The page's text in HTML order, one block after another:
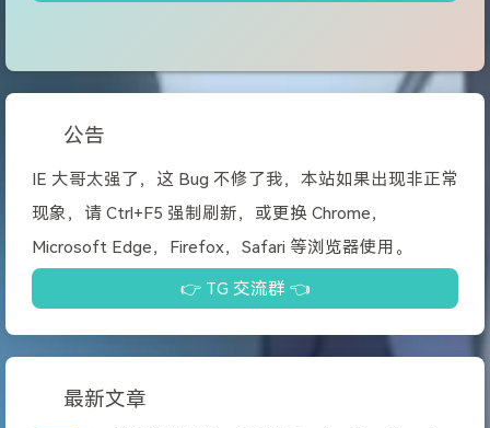
公告
IE 大哥太强了，这 Bug 不修了我，本站如果出现非正常
现象，请 Ctrl+F5 强制刷新，或更换 Chrome，
Microsoft Edge，Firefox，Safari 等浏览器使用。
👉 TG 交流群 👈
最新文章